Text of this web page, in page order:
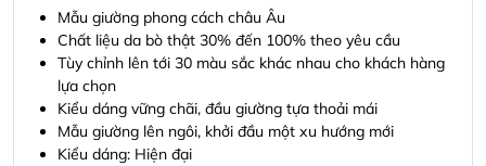
Mẫu giường phong cách châu Âu
Chất liệu da bò thật 30% đến 100% theo yêu cầu
Tùy chỉnh lên tới 30 màu sắc khác nhau cho khách hàng
lựa chọn
Kiểu dáng vững chãi, đầu giường tựa thoải mái
Mẫu giường lên ngôi, khởi đầu một xu hướng mới
Kiểu dáng: Hiện đại